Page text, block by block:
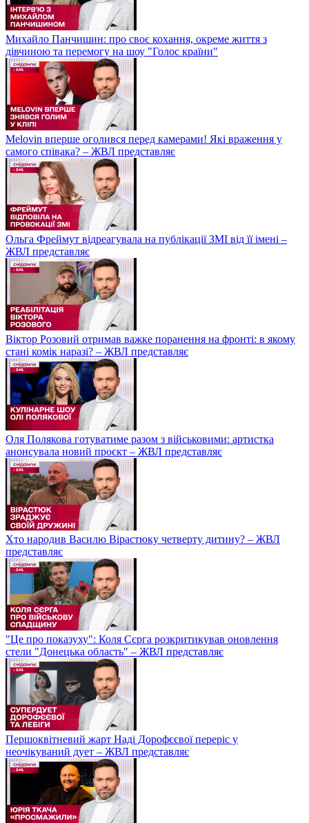
Михайло Панчишин: про своє кохання, окреме життя з
дівчиною та перемогу на шоу "Голос країни"
Melovin вперше оголився перед камерами! Які враження у
самого співака? – ЖВЛ представляє
Ольга Фреймут відреагувала на публікації ЗМІ від її імені –
ЖВЛ представляє
Віктор Розовий отримав важке поранення на фронті: в якому
стані комік наразі? – ЖВЛ представляє
Оля Полякова готуватиме разом з військовими: артистка
анонсувала новий проєкт – ЖВЛ представляє
Хто народив Василю Вірастюку четверту дитину? – ЖВЛ
представляє
"Це про показуху": Коля Сєрга розкритикував оновлення
стели "Донецька область" – ЖВЛ представляє
Першоквітневий жарт Наді Дорофєєвої переріс у
неочікуваний дует – ЖВЛ представляє